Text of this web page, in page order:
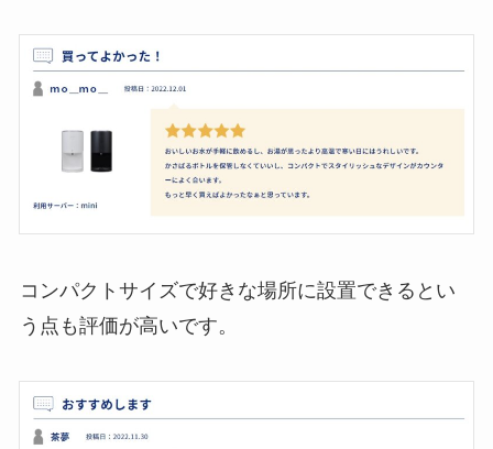
コンパクトサイズで好きな場所に設置できるとい
う点も評価が高いです。